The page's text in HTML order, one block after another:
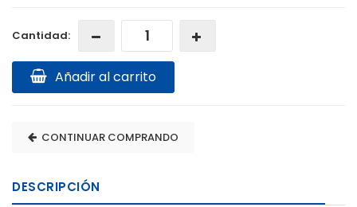
Cantidad:
Añadir al carrito
CONTINUAR COMPRANDO
DESCRIPCIÓN